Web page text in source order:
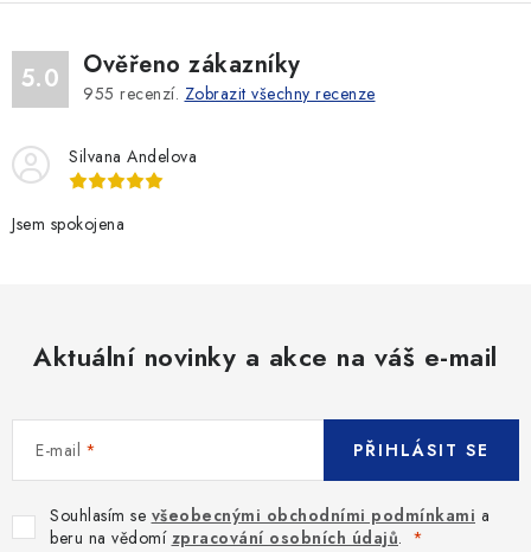
5.0 Ověřeno zákazníky
955 recenzí. Zobrazit všechny recenze
Silvana Andelova
Jsem spokojena
Aktuální novinky a akce na váš e-mail
E-mail
Souhlasím se všeobecnými obchodními podmínkami a
beru na vědomí zpracování osobních údajů.
PŘIHLÁSIT SE